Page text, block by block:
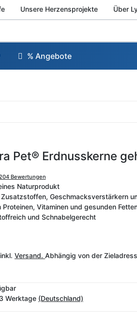
Unsere Herzensprojekte Über
% Angebote
Pet® Erdnusskerne
Bewertungen
Naturprodukt
Zusatzstoffen, Geschmacksverstärkern
Proteinen, Vitaminen und gesunden
und Schnabelgerecht
Versand. Abhängig von der
Werktage (Deutschland)